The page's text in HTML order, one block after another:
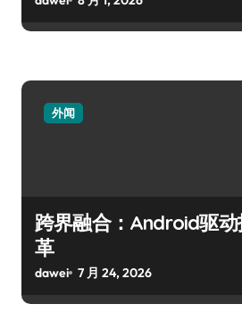
外闻
跨界融合：Android驱
革
dawei 7 月 24, 2026